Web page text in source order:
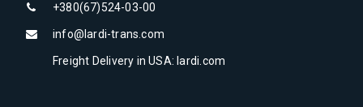
+380(67)524-03-00
info@lardi-trans.com
Freight Delivery in USA: lardi.com